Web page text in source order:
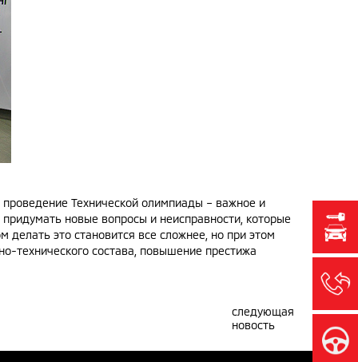
Технической олимпиады – важное и
новые вопросы и неисправности, которые
это становится все сложнее, но при этом
технического состава, повышение престижа
следующая
новость